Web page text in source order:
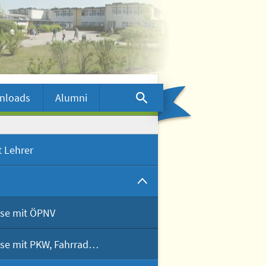
Alumni
Lehrer
mit ÖPNV
mit PKW, Fahrrad…